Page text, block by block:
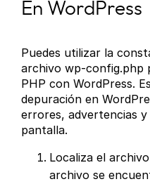
En WordPress
Puedes utilizar la
archivo wp-config.php
PHP con WordPress.
depuración en
errores, advertencias y
pantalla.
Localiza el
archivo se